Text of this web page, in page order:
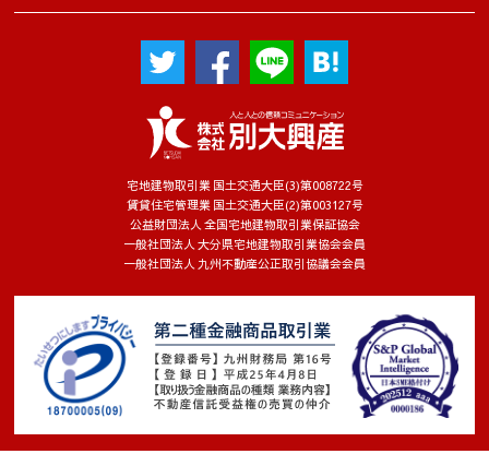
８．安全管理措置
(1) 個人情報の取り扱いに係る規程の整備
・個人情報の取得、利用、保存、提供、削除、廃棄等のすべて
の局面における取り扱い方法や従業者の役割を、各種規程に定
(2) 組織的安全管理措置
・個人情報の取り扱いに関する個人情報保護管理者を設置して
・個人情報の取り扱いにおいて従業者に付与する権限、範囲を
明確にしたうえで、点検を実施し、法令違反や漏えいなどの問
題発生時の報告体制を整備しています。
期的に行い、問題点が確認された場合は是正措置を講じます。
(3) 人的安全管理措置
・個人情報に関する法令違反や漏えいによる影響の重大さと、
個人情報保護の必要性を理解させるため、定期的な教育を実施
しています。
・緊急事態に備えた訓練を定期的に実施しています。
・従業員の入社時と退職時に、秘密保持に関する誓約書を取り
宅地建物取引業 国土交通大臣(3)第008722号
賃貸住宅管理業 国土交通大臣(2)第003127号
公益財団法人 全国宅地建物取引業保証協会
一般社団法人 大分県宅地建物取引業協会会員
一般社団法人 九州不動産公正取引協議会会員